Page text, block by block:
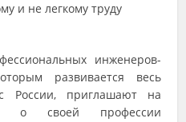
и не легкому труду
инженеров-
развивается весь
России, приглашают на
о своей профессии